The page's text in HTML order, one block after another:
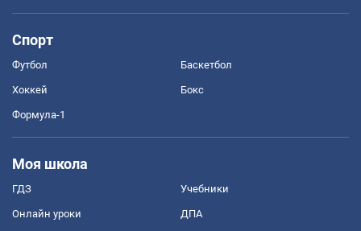
Спорт
Футбол Баскетбол
Хоккей Бокс
Формула-1
Моя школа
ГДЗ Учебники
Онлайн уроки ДПА